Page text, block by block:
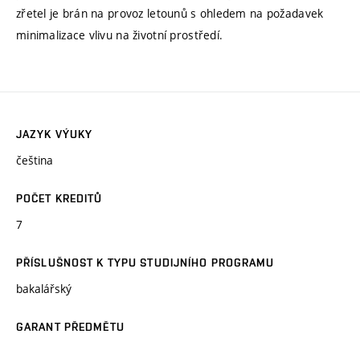
zřetel je brán na provoz letounů s ohledem na požadavek
minimalizace vlivu na životní prostředí.
JAZYK VÝUKY
čeština
POČET KREDITŮ
7
PŘÍSLUŠNOST K TYPU STUDIJNÍHO PROGRAMU
bakalářský
GARANT PŘEDMĚTU